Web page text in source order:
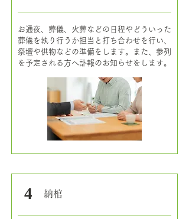
​お通夜、葬儀、火葬などの日程やどういった
葬儀を執り行うか担当と打ち合わせを行い、
祭壇や供物などの準備をします。また、参列
を予定される方へ訃報のお知らせをします。
4 ​納棺